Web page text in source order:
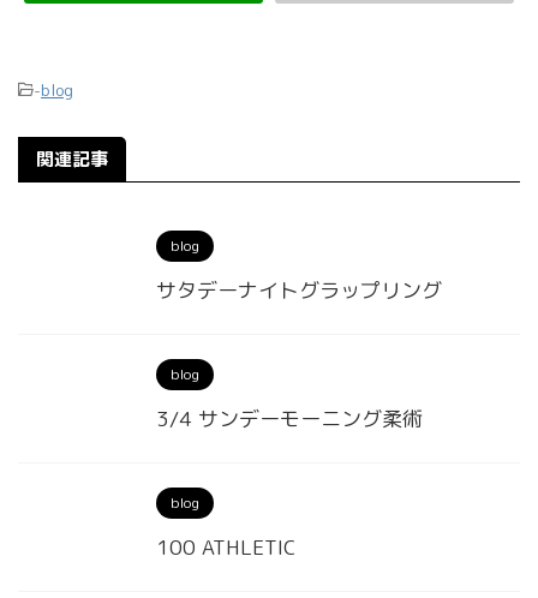
-blog
関連記事
blog
サタデーナイトグラップリング
blog
3/4 サンデーモーニング柔術
blog
100 ATHLETIC